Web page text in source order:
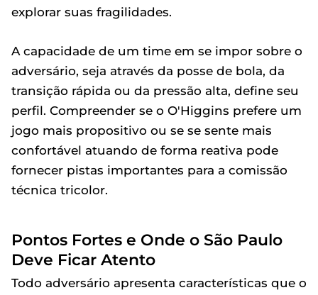
explorar suas fragilidades.
A capacidade de um time em se impor sobre o
adversário, seja através da posse de bola, da
transição rápida ou da pressão alta, define seu
perfil. Compreender se o O'Higgins prefere um
jogo mais propositivo ou se se sente mais
confortável atuando de forma reativa pode
fornecer pistas importantes para a comissão
técnica tricolor.
Pontos Fortes e Onde o São Paulo
Deve Ficar Atento
Todo adversário apresenta características que o